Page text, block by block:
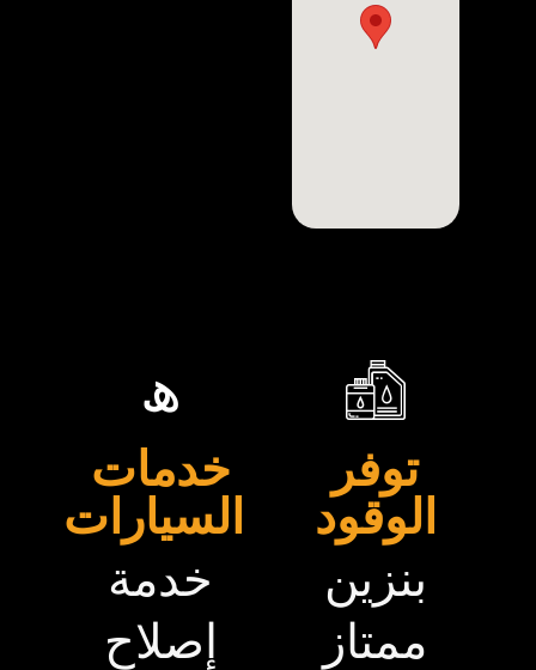
توفر
الوقود
بنزين
ممتاز
خدمات
السيارات
خدمة
إصلاح